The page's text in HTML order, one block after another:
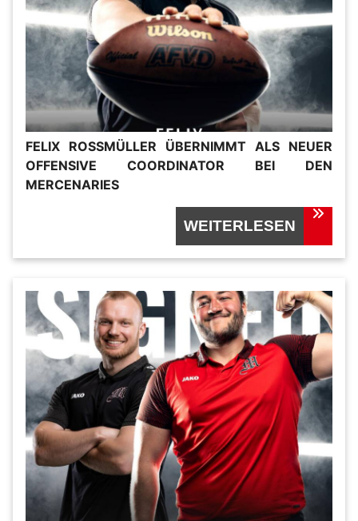
FELIX ROSSMÜLLER ÜBERNIMMT ALS NEUER O
FFENSIVE COORDINATOR BEI DEN M
ERCENARIES
WEITERLESEN